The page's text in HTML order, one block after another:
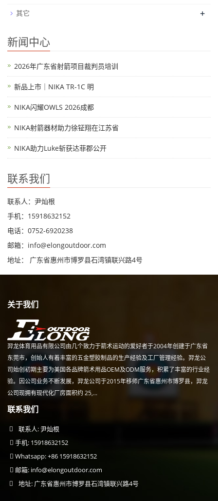
其它
+
新闻中心
2026年广东省射箭项目裁判员培训
新品上市｜NIKA TR-1C 明
NIKA闪耀OWLS 2026成都
NIKA射箭器材助力徐钲翔在江苏省
NIKA助力Luke斩获达菲郡公开
联系我们
联系人：尹灿根
手机：15918632152
电话：0752-6920238
邮箱： info@elongoutdoor.com
地址： 广东省惠州市博罗县石湾镇联兴路4号
关于我们
羿龙体育用品有限公司由几个致力于箭术运动的爱好者于2004年创建于广东省
东莞市，创始人有着丰富的五金塑胶制品的生产经验及工厂管理经验。羿龙公
司始创初期主要为美国各品牌箭术用品OEM及ODM服务，积累了丰富的行业经
验。因公司业务不断发展，羿龙公司于2015年移师广东省惠州市博罗县，羿龙
公司现拥有现代化厂房面积约 25,...
联系我们
联系人: 尹灿根
手机: 15918632152
Whatsapp: +86 15918632152
邮箱: info@elongoutdoor.com
地址: 广东省惠州市博罗县石湾镇联兴路4号